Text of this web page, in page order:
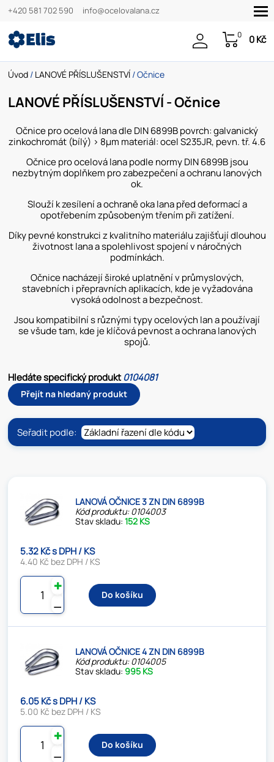
+420 581 702 590 info@ocelovalana.cz
0 0 Kč
Úvod / LANOVÉ PŘÍSLUŠENSTVÍ / Očnice
LANOVÉ PŘÍSLUŠENSTVÍ - Očnice
Očnice pro ocelová lana dle DIN 6899B povrch: galvanický
zinkochromát (bílý) > 8µm materiál: ocel S235JR, pevn. tř. 4.6
Očnice pro ocelová lana podle normy DIN 6899B jsou
nezbytným doplňkem pro zabezpečení a ochranu lanových
ok.
Slouží k zesílení a ochraně oka lana před deformací a
opotřebením způsobeným třením při zatížení.
Díky pevné konstrukci z kvalitního materiálu zajišťují dlouhou
životnost lana a spolehlivost spojení v náročných
podmínkách.
Očnice nacházejí široké uplatnění v průmyslových,
stavebních i přepravních aplikacích, kde je vyžadována
vysoká odolnost a bezpečnost.
Jsou kompatibilní s různými typy ocelových lan a používají
se všude tam, kde je klíčová pevnost a ochrana lanových
spojů.
Hledáte specifický produkt0104081
Přejít na hledaný produkt
Seřadit podle:
LANOVÁ OČNICE 3 ZN DIN 6899B
Kód produktu: 0104003
Stav skladu:152 KS
5.32 Kč s DPH / KS
4.40 Kč bez DPH / KS
⚊
✚
Do košíku
LANOVÁ OČNICE 4 ZN DIN 6899B
Kód produktu: 0104005
Stav skladu: 995 KS
6.05 Kč s DPH / KS
5.00 Kč bez DPH / KS
⚊
✚
Do košíku